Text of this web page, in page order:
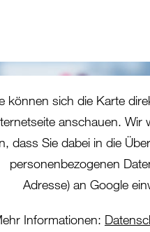
können sich die Karte
anschauen. Wir
dass Sie dabei in die
personenbezogenen
Adresse) an Google
Informationen: